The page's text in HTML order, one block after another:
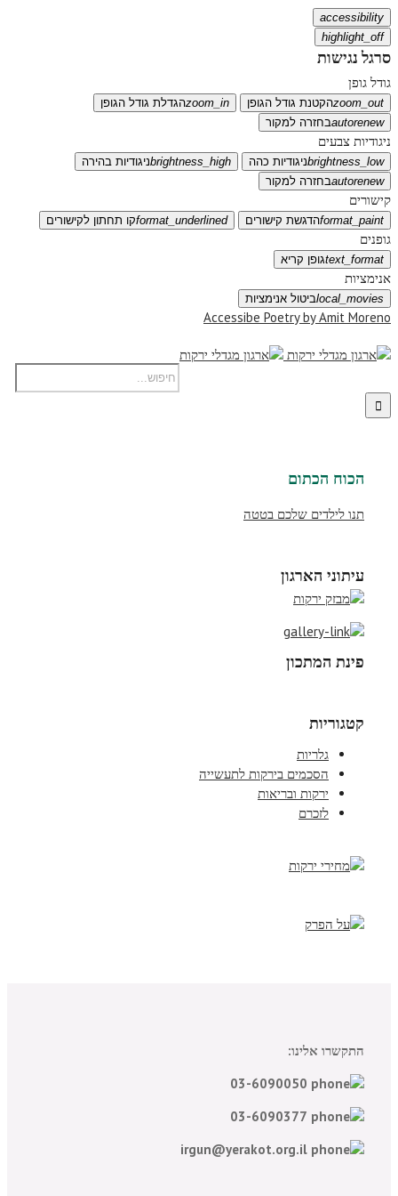
accessibility
highlight_off
סרגל נגישות
גודל גופן
zoom_outהקטנת גודל הגופן zoom_inהגדלת גודל הגופן
autorenewבחזרה למקור
ניגודיות צבעים
brightness_lowניגודיות כהה brightness_highניגודיות בהירה
autorenewבחזרה למקור
קישורים
format_paintהדגשת קישורים format_underlinedקו תחתון לקישורים
גופנים
text_formatגופן קריא
אנימציות
local_moviesביטול אנימציות
Accessibe Poetry by Amit Moreno
הכוח הכתום
תנו לילדים שלכם בטטה
עיתוני הארגון
פינת המתכון
קטגוריות
גלריות
הסכמים בירקות לתעשייה
ירקות ובריאות
לזכרם
התקשרו אלינו: